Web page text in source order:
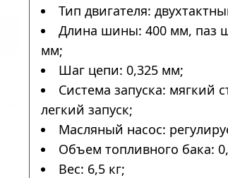
Тип двигателя:
Длина шины: 400 мм, паз
мм;
Шаг цепи: 0,325 мм;
Система запуска: мягкий
легкий запуск;
Масляный насос:
Объем топливного бака:
Вес: 6,5 кг;